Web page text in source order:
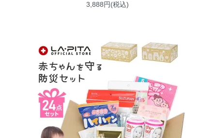
3,888円(税込)